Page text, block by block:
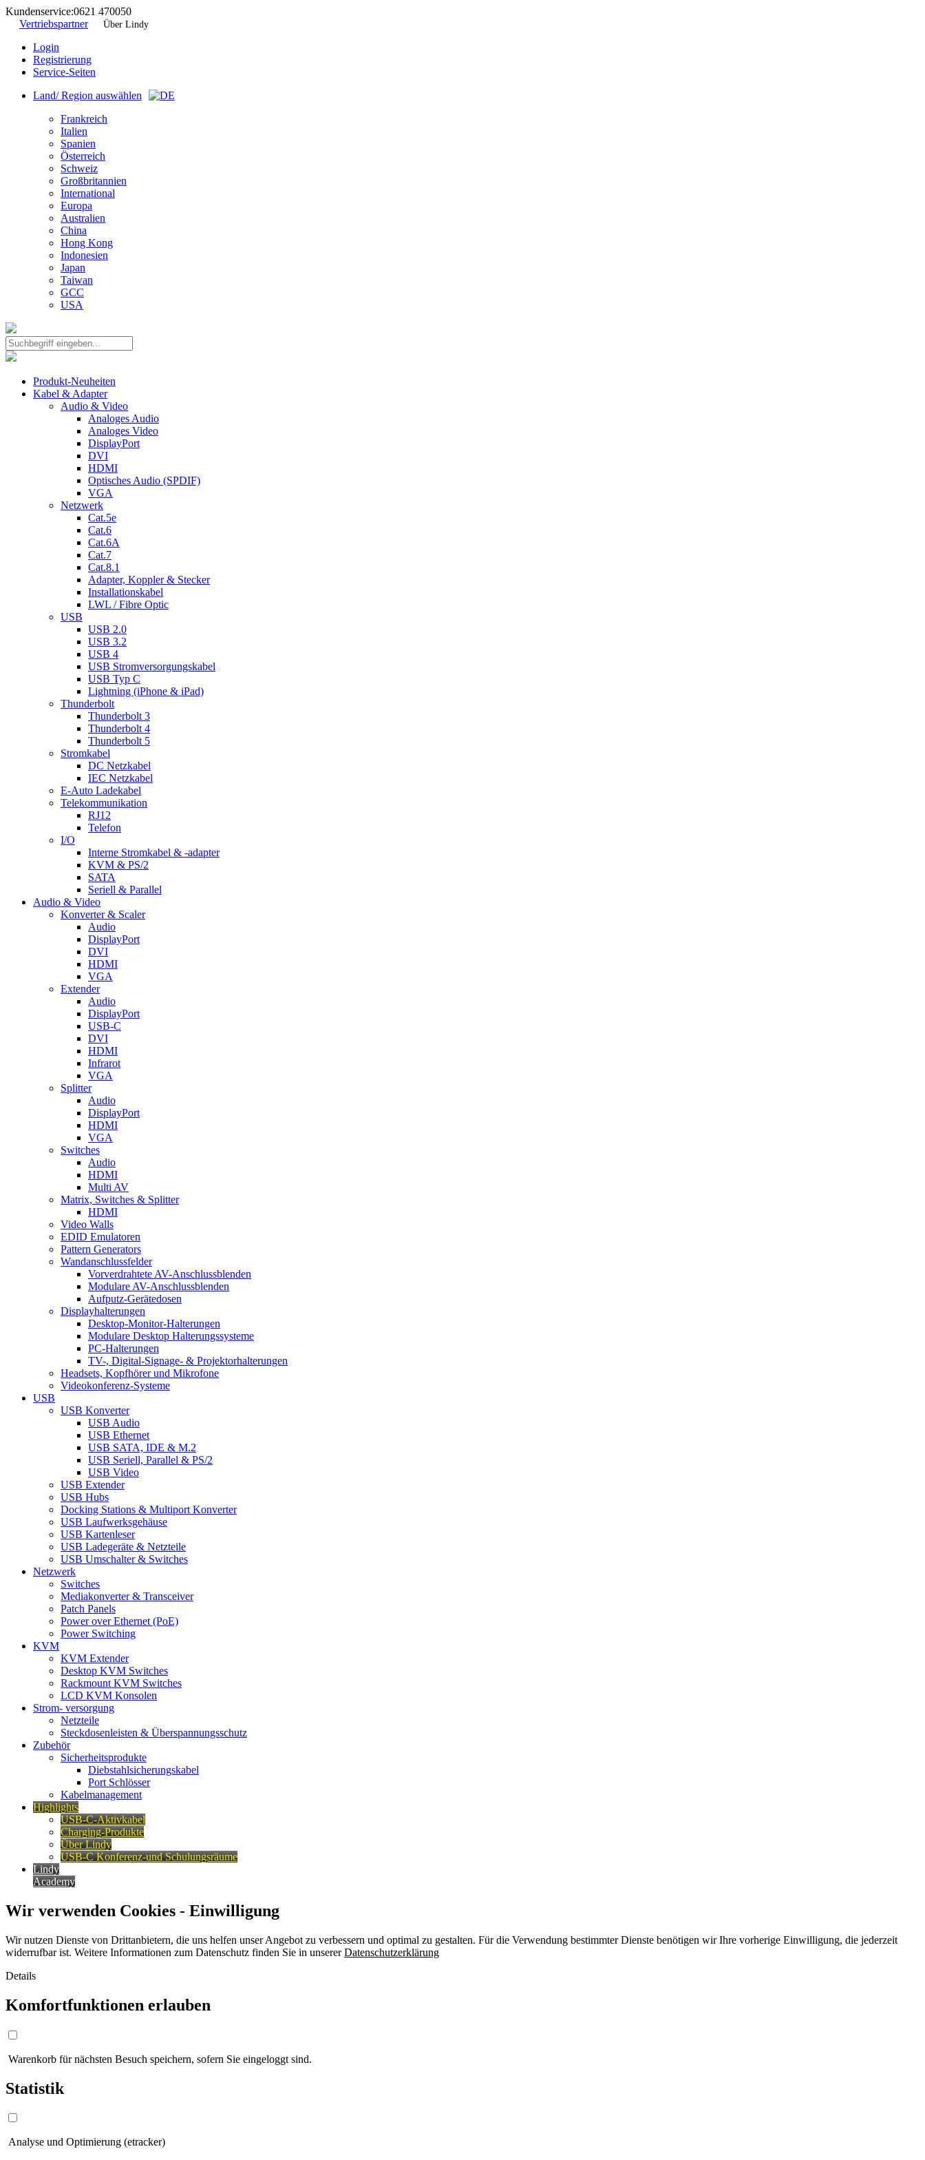
Kundenservice:0621 470050
Vertriebspartner
Über Lindy
Login
Registrierung
Service-Seiten
Land/ Region auswählen
Frankreich
Italien
Spanien
Österreich
Schweiz
Großbritannien
International
Europa
Australien
China
Hong Kong
Indonesien
Japan
Taiwan
GCC
USA
Produkt-Neuheiten
Kabel & Adapter
Audio & Video
Analoges Audio
Analoges Video
DisplayPort
DVI
HDMI
Optisches Audio (SPDIF)
VGA
Netzwerk
Cat.5e
Cat.6
Cat.6A
Cat.7
Cat.8.1
Adapter, Koppler & Stecker
Installationskabel
LWL / Fibre Optic
USB
USB 2.0
USB 3.2
USB 4
USB Stromversorgungskabel
USB Typ C
Lightning (iPhone & iPad)
Thunderbolt
Thunderbolt 3
Thunderbolt 4
Thunderbolt 5
Stromkabel
DC Netzkabel
IEC Netzkabel
E-Auto Ladekabel
Telekommunikation
RJ12
Telefon
I/O
Interne Stromkabel & -adapter
KVM & PS/2
SATA
Seriell & Parallel
Audio & Video
Konverter & Scaler
Audio
DisplayPort
DVI
HDMI
VGA
Extender
Audio
DisplayPort
USB-C
DVI
HDMI
Infrarot
VGA
Splitter
Audio
DisplayPort
HDMI
VGA
Switches
Audio
HDMI
Multi AV
Matrix, Switches & Splitter
HDMI
Video Walls
EDID Emulatoren
Pattern Generators
Wandanschlussfelder
Vorverdrahtete AV-Anschlussblenden
Modulare AV-Anschlussblenden
Aufputz-Gerätedosen
Displayhalterungen
Desktop-Monitor-Halterungen
Modulare Desktop Halterungssysteme
PC-Halterungen
TV-, Digital-Signage- & Projektorhalterungen
Headsets, Kopfhörer und Mikrofone
Videokonferenz-Systeme
USB
USB Konverter
USB Audio
USB Ethernet
USB SATA, IDE & M.2
USB Seriell, Parallel & PS/2
USB Video
USB Extender
USB Hubs
Docking Stations & Multiport Konverter
USB Laufwerksgehäuse
USB Kartenleser
USB Ladegeräte & Netzteile
USB Umschalter & Switches
Netzwerk
Switches
Mediakonverter & Transceiver
Patch Panels
Power over Ethernet (PoE)
Power Switching
KVM
KVM Extender
Desktop KVM Switches
Rackmount KVM Switches
LCD KVM Konsolen
Strom- versorgung
Netzteile
Steckdosenleisten & Überspannungsschutz
Zubehör
Sicherheitsprodukte
Diebstahlsicherungskabel
Port Schlösser
Kabelmanagement
Highlights
USB-C-Aktivkabel
Charging-Produkte
Über Lindy
USB-C Konferenz-und Schulungsräume
Lindy
Academy
Wir verwenden Cookies - Einwilligung
Wir nutzen Dienste von Drittanbietern, die uns helfen unser Angebot zu verbessern und optimal zu gestalten. Für die Verwendung bestimmter Dienste benötigen wir Ihre vorherige Einwilligung, die jederzeit
widerrufbar ist. Weitere Informationen zum Datenschutz finden Sie in unsererDatenschutzerklärung
Details
Komfortfunktionen erlauben
Warenkorb für nächsten Besuch speichern, sofern Sie eingeloggt sind.
Statistik
Analyse und Optimierung (etracker)